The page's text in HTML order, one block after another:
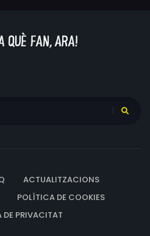
ACTUALITZACIONS
POLÍTICA DE COOKIES
DE PRIVACITAT